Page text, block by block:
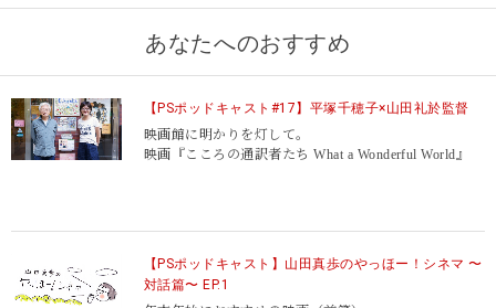
あなたへのおすすめ
【PSポッドキャスト#17】平塚千穂子×山田礼於監督
映画館に明かりを灯して。
映画『こころの通訳者たち What a Wonderful World』
【PSポッドキャスト】山田真歩のやっほー！シネマ 〜
対話篇〜 EP.1